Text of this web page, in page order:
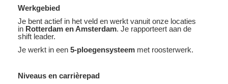
Werkgebied
Je bent actief in het veld en werkt vanuit onze locaties
in Rotterdam en Amsterdam. Je rapporteert aan de
shift leader.
Je werkt in een 5-ploegensysteem met roosterwerk.
Niveaus en carrièrepad